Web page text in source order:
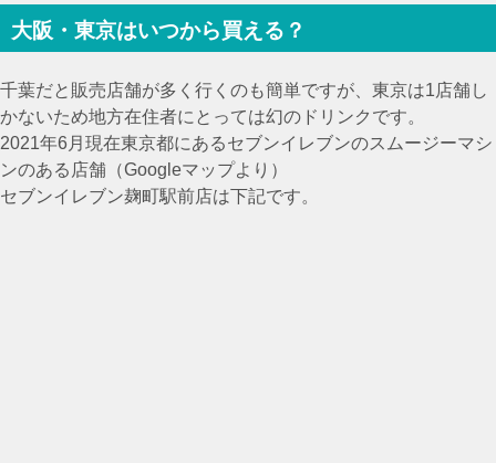
大阪・東京はいつから買える？
千葉だと販売店舗が多く行くのも簡単ですが、東京は1店舗し
かないため地方在住者にとっては幻のドリンクです。
2021年6月現在東京都にあるセブンイレブンのスムージーマシ
ンのある店舗（Googleマップより）
セブンイレブン麹町駅前店は下記です。